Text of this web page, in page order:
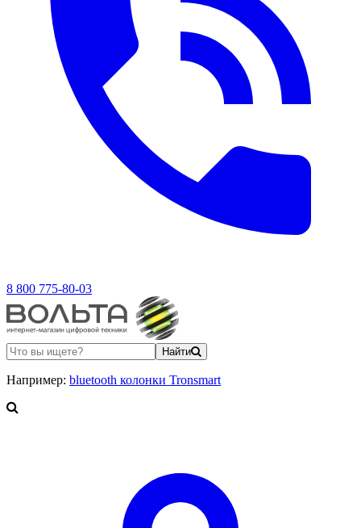
8 800 775-80-03
Найти
Например: bluetooth колонки Tronsmart